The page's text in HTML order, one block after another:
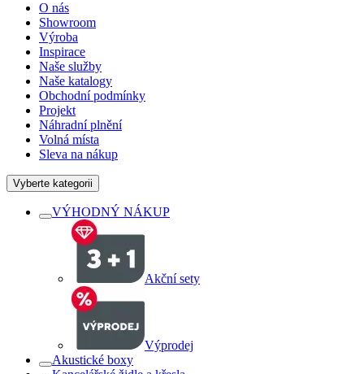
O nás
Showroom
Výroba
Inspirace
Naše služby
Naše katalogy
Obchodní podmínky
Projekt
Náhradní plnění
Volná místa
Sleva na nákup
Vyberte kategorii
VÝHODNÝ NÁKUP
Akční sety
Výprodej
Akustické boxy